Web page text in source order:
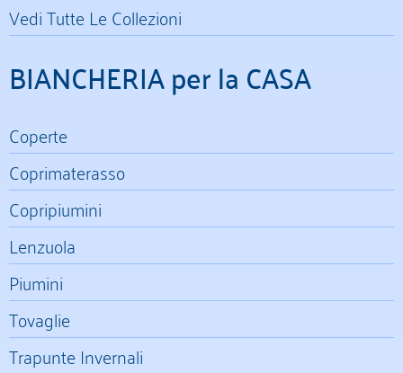
Vedi Tutte Le Collezioni
BIANCHERIA per la CASA
Coperte
Coprimaterasso
Copripiumini
Lenzuola
Piumini
Tovaglie
Trapunte Invernali